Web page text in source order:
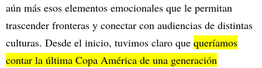
aún más esos elementos emocionales que le permitan
trascender fronteras y conectar con audiencias de distintas
culturas. Desde el inicio, tuvimos claro que queríamos
contar la última Copa América de una generación